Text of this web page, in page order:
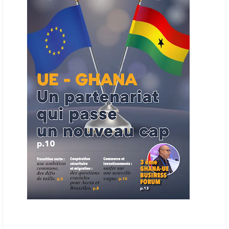
la chaîne de valeur énergétique et de publier des appels d’offres
ouverts en priorité aux sociétés du continent. Le projet est en phase
finale de développement et devrait aboutir, d’ici fin 2026 ou début
2027, à un bulletin africain des appels d’offres dans le secteur de
l’énergie.
06/06/26 AFRICA FINANCE CORPORATION
Cette semaine, Africa Finance Corporation (AFC) a annoncé avoir
bouclé un prêt syndiqué de 2 milliards de dollars, la plus importante
levée de son histoire. Initialement calibrée à 1,6 milliard, l'opération a
été relevée de 400 millions face à l'afflux des souscriptions de
banques internationales. Plus du tiers des fonds proviennent
d'institutions financières asiatiques, à parts égales avec l'Europe.
L'Asie-Pacifique et l'Europe pèsent chacune 35 % du tour de table,
devant le Moyen-Orient (25 %) et l'Afrique (5 %), selon le communiqué
de l'institution panafricaine, qui compte 48 pays membres.
ECHANGES AFRIQUE - UE